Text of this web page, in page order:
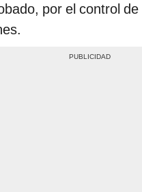
por el control de